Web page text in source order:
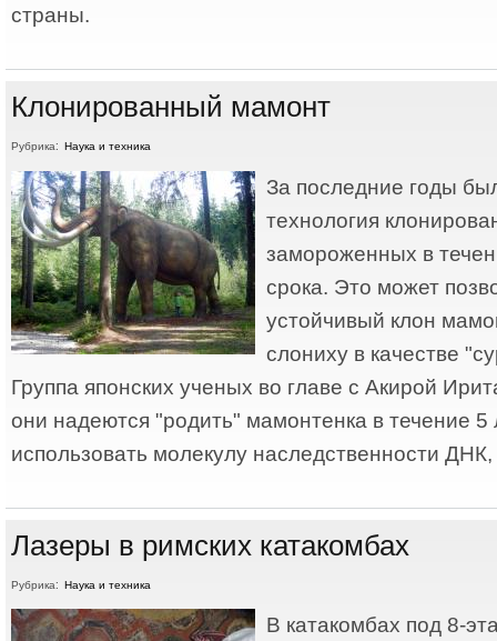
страны.
Клонированный мамонт
Рубрика: Наука и техника
За последние годы
технология
замороженных в
срока. Это может
устойчивый клон
слониху в качестве
Группа японских ученых во главе с Акирой
они надеются "родить" мамонтенка в течение 5
использовать молекулу наследственности
Лазеры в римских катакомбах
Рубрика: Наука и техника
В катакомбах под 8-